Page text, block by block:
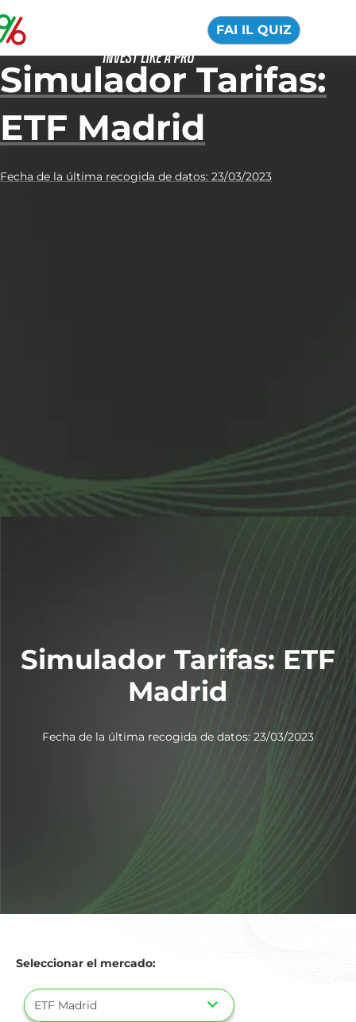
FAI IL QUIZ
Simulador Tarifas:
ETF Madrid
Fecha de la última recogida de datos: 23/03/2023
Simulador Tarifas: ETF
Madrid
Fecha de la última recogida de datos: 23/03/2023
Seleccionar el mercado: